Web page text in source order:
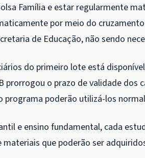
Família e estar regularmente
por meio do
de Educação, não sendo
do primeiro lote está
prorrogou o prazo de validade dos
programa poderão utilizá-los
e ensino fundamental, cada
materiais que poderão ser